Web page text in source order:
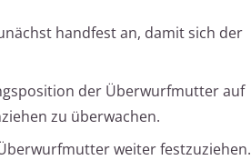
handfest an, damit sich der
der Überwurfmutter auf
zu überwachen.
weiter festzuziehen.